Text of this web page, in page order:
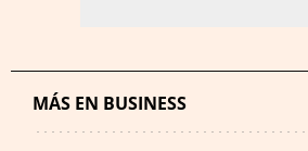
MÁS EN BUSINESS